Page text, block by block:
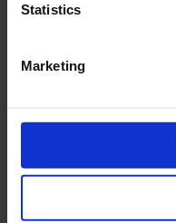
Statistics
Marketing